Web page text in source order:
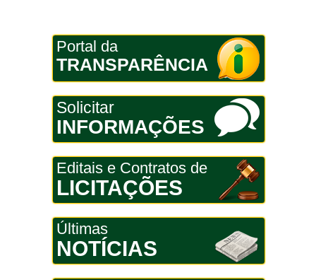
Portal da
TRANSPARÊNCIA
Solicitar
INFORMAÇÕES
Editais e Contratos de
LICITAÇÕES
Últimas
NOTÍCIAS